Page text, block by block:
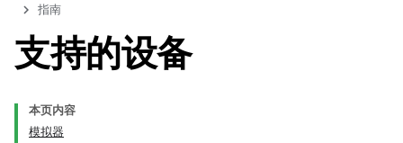
指南
支持的设备
本页内容
模拟器